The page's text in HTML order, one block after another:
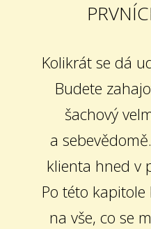
Kolikrát se dá
Budete
šachový
a
klienta hned v
Po této
na vše, co se